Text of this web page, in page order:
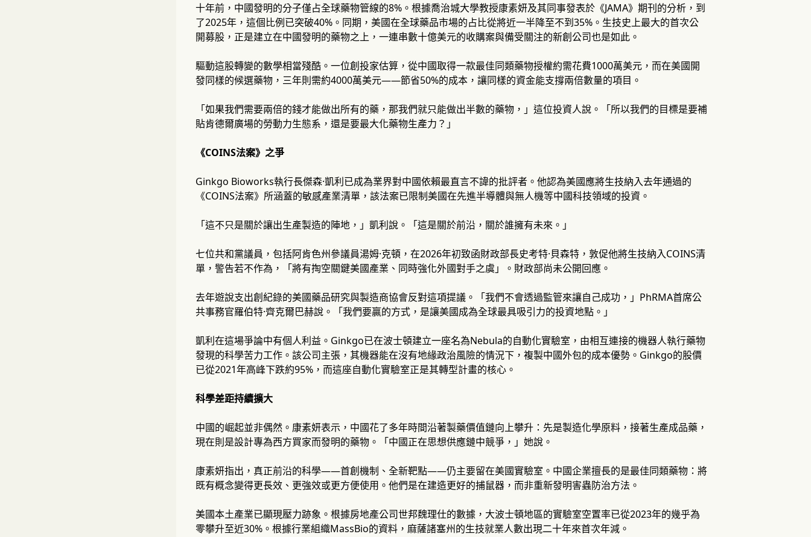
十年前，中國發明的分子僅占全球藥物管線的8%。根據喬治城大學教授康素妍及其同事發表於《JAMA》期刊的分析，到
了2025年，這個比例已突破40%。同期，美國在全球藥品市場的占比從將近一半降至不到35%。生技史上最大的首次公
開募股，正是建立在中國發明的藥物之上，一連串數十億美元的收購案與備受關注的新創公司也是如此。
驅動這股轉變的數學相當殘酷。一位創投家估算，從中國取得一款最佳同類藥物授權約需花費1000萬美元，而在美國開
發同樣的候選藥物，三年則需約4000萬美元——節省50%的成本，讓同樣的資金能支撐兩倍數量的項目。
「如果我們需要兩倍的錢才能做出所有的藥，那我們就只能做出半數的藥物，」這位投資人說。「所以我們的目標是要補
貼肯德爾廣場的勞動力生態系，還是要最大化藥物生產力？」
《COINS法案》之爭
Ginkgo Bioworks執行長傑森·凱利已成為業界對中國依賴最直言不諱的批評者。他認為美國應將生技納入去年通過的
《COINS法案》所涵蓋的敏感產業清單，該法案已限制美國在先進半導體與無人機等中國科技領域的投資。
「這不只是關於讓出生產製造的陣地，」凱利說。「這是關於前沿，關於誰擁有未來。」
七位共和黨議員，包括阿肯色州參議員湯姆·克頓，在2026年初致函財政部長史考特·貝森特，敦促他將生技納入COINS清
單，警告若不作為，「將有掏空關鍵美國產業、同時強化外國對手之虞」。財政部尚未公開回應。
去年遊說支出創紀錄的美國藥品研究與製造商協會反對這項提議。「我們不會透過監管來讓自己成功，」PhRMA首席公
共事務官羅伯特·齊克爾巴赫說。「我們要贏的方式，是讓美國成為全球最具吸引力的投資地點。」
凱利在這場爭論中有個人利益。Ginkgo已在波士頓建立一座名為Nebula的自動化實驗室，由相互連接的機器人執行藥物
發現的科學苦力工作。該公司主張，其機器能在沒有地緣政治風險的情況下，複製中國外包的成本優勢。Ginkgo的股價
已從2021年高峰下跌約95%，而這座自動化實驗室正是其轉型計畫的核心。
科學差距持續擴大
中國的崛起並非偶然。康素妍表示，中國花了多年時間沿著製藥價值鏈向上攀升：先是製造化學原料，接著生產成品藥，
現在則是設計專為西方買家而發明的藥物。「中國正在思想供應鏈中競爭，」她說。
康素妍指出，真正前沿的科學——首創機制、全新靶點——仍主要留在美國實驗室。中國企業擅長的是最佳同類藥物：將
既有概念變得更長效、更強效或更方便使用。他們是在建造更好的捕鼠器，而非重新發明害蟲防治方法。
美國本土產業已顯現壓力跡象。根據房地產公司世邦魏理仕的數據，大波士頓地區的實驗室空置率已從2023年的幾乎為
零攀升至近30%。根據行業組織MassBio的資料，麻薩諸塞州的生技就業人數出現二十年來首次年減。